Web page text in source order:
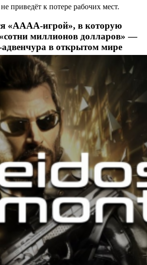
не приведёт к потере рабочих мест.
«АААА-игрой», в которую
миллионов долларов» —
адвенчура в открытом мире